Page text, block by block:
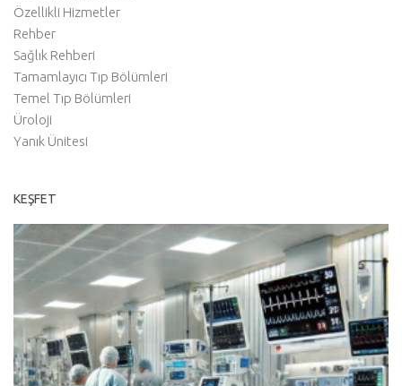
Özellikli Hizmetler
Rehber
Sağlık Rehberi
Tamamlayıcı Tıp Bölümleri
Temel Tıp Bölümleri
Üroloji
Yanık Ünitesi
KEŞFET